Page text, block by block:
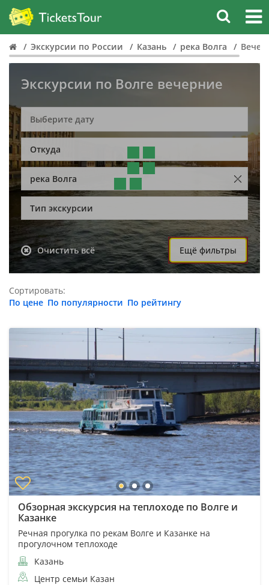
Экскурсии по России Казань река Волга
Экскурсии по Волге вечерние
Откуда
река Волга
Тип экскурсии
Очистить всё Ещё фильтры
Сортировать:
По цене По популярности По рейтингу
Обзорная экскурсия на теплоходе по Волге и
Казанке
Речная прогулка по рекам Волге и Казанке на
прогулочном теплоходе
Казань
Центр семьи Казан